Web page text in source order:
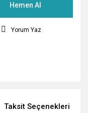
Hemen Al
Yorum Yaz
Taksit Seçenekleri